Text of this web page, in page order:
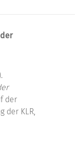
der
der KLR,